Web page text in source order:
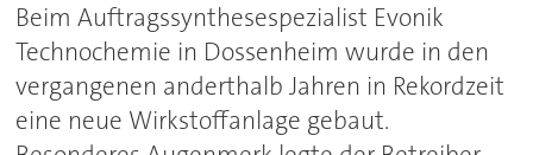
Beim Auftragssynthesespezialist Evonik
Technochemie in Dossenheim wurde in den
vergangenen anderthalb Jahren in Rekordzeit
eine neue Wirkstoffanlage gebaut.